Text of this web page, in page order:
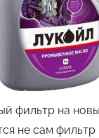
фильтр на
не сам фильтр